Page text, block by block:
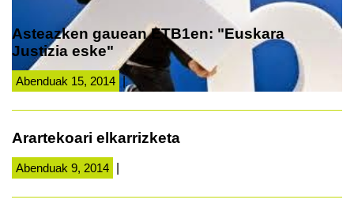
Asteazken gauean ETB1en: "Euskara
Justizia eske"
Abenduak 15, 2014 |
Arartekoari elkarrizketa
Abenduak 9, 2014